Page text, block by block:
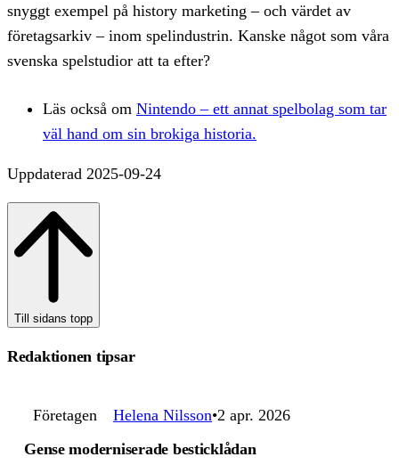
snyggt exempel på history marketing – och värdet av
företagsarkiv – inom spelindustrin. Kanske något som våra
svenska spelstudior att ta efter?
Läs också om Nintendo – ett annat spelbolag som tar
väl hand om sin brokiga historia.
Uppdaterad 2025-09-24
Till sidans topp
Redaktionen tipsar
Företagen Helena Nilsson 2 apr. 2026
Gense moderniserade besticklådan